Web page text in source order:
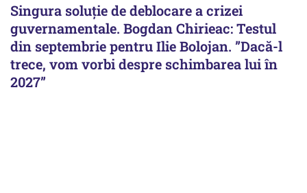
Singura soluție de deblocare a crizei
guvernamentale. Bogdan Chirieac: Testul
din septembrie pentru Ilie Bolojan. ”Dacă-l
trece, vom vorbi despre schimbarea lui în
2027”